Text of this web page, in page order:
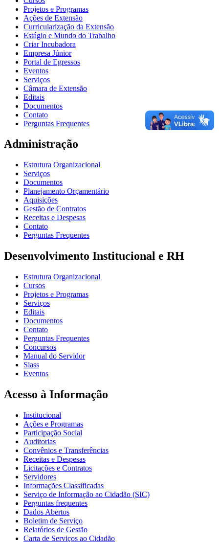
Projetos e Programas
Ações de Extensão
Curricularização da Extensão
Estágio e Mundo do Trabalho
Criar Incubadora
Empresa Júnior
Portal de Egressos
Eventos
Serviços
Câmara de Extensão
Editais
Documentos
Contato
Perguntas Frequentes
Administração
Estrutura Organizacional
Serviços
Documentos
Planejamento Orçamentário
Aquisições
Gestão de Contratos
Receitas e Despesas
Contato
Perguntas Frequentes
Desenvolvimento Institucional e RH
Estrutura Organizacional
Cursos
Projetos e Programas
Serviços
Editais
Documentos
Contato
Perguntas Frequentes
Concursos
Manual do Servidor
Siass
Eventos
Acesso à Informação
Institucional
Ações e Programas
Participação Social
Auditorias
Convênios e Transferências
Receitas e Despesas
Licitações e Contratos
Servidores
Informações Classificadas
Serviço de Informação ao Cidadão (SIC)
Perguntas frequentes
Dados Abertos
Boletim de Serviço
Relatórios de Gestão
Carta de Serviços ao Cidadão